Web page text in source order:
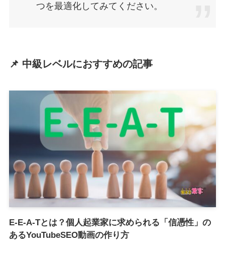
つを最適化してみてください。
📌 中級レベルにおすすめの記事
E-E-A-Tとは？個人起業家に求められる「信憑性」の
あるYouTubeSEO動画の作り方